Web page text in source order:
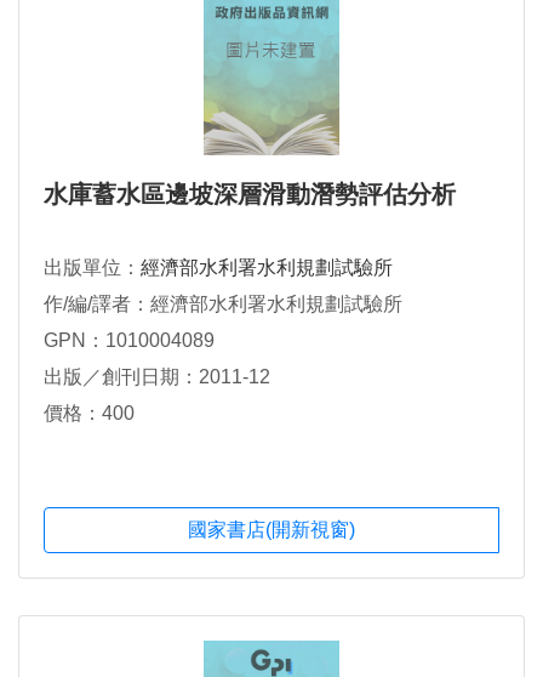
水庫蓄水區邊坡深層滑動潛勢評估分析
出版單位： 經濟部水利署水利規劃試驗所
作/編/譯者：經濟部水利署水利規劃試驗所
GPN：1010004089
出版／創刊日期：2011-12
價格：400
國家書店(開新視窗)